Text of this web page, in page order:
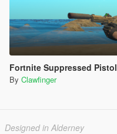
Fortnite Suppressed Pistol
By Clawfinger
Designed in Alderney